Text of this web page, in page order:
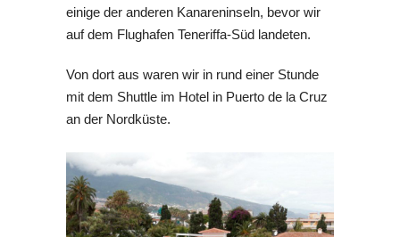
einige der anderen Kanareninseln, bevor wir
auf dem Flughafen Teneriffa-Süd landeten.
Von dort aus waren wir in rund einer Stunde
mit dem Shuttle im Hotel in Puerto de la Cruz
an der Nordküste.